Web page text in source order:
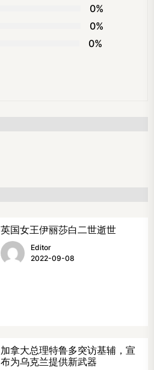
0%
0%
0%
英国女王伊丽莎白二世逝世
Editor
2022-09-08
加拿大总理特鲁多突访基辅，宣
布为乌克兰提供新武器